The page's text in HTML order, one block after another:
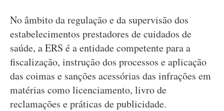
No âmbito da regulação e da supervisão dos
estabelecimentos prestadores de cuidados de
saúde, a ERS é a entidade competente para a
fiscalização, instrução dos processos e aplicação
das coimas e sanções acessórias das infrações em
matérias como licenciamento, livro de
reclamações e práticas de publicidade.